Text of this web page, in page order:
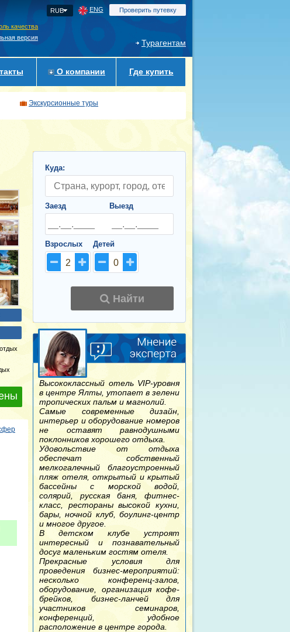
качества
версия
RUB ENG Проверить путевку
Турагентам
О компании Где купить
Экскурсионные туры
Куда:
Заезд Выезд
Взрослых
2
Детей
0
Найти
Высококлассный отель VIP-уровня
в центре Ялты, утопает в зелени
тропических пальм и магнолий.
Самые современные дизайн,
интерьер и оборудование номеров
не оставят равнодушными
поклонников хорошего отдыха.
Удовольствие от отдыха
обеспечат собственный
мелкогалечный благоустроенный
пляж отеля, открытый и крытый
бассейны с морской водой,
солярий, русская баня, фитнес-
класс, рестораны высокой кухни,
бары, ночной клуб, боулинг-центр
и многое другое.
В детском клубе устроят
интересный и познавательный
досуг маленьким гостям отеля.
Прекрасные условия для
проведения бизнес-мероприятий:
несколько конференц-залов,
оборудование, организация кофе-
брейков, бизнес-ланчей для
участников семинаров,
конференций, удобное
расположение в центре города.